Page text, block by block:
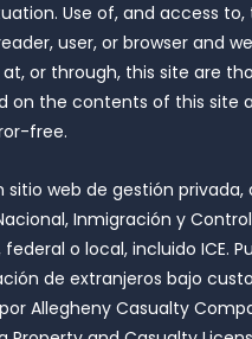
Use of, and access
user, or browser and
or through, this site are
the contents of this site
free.
web de gestión
Inmigración y
o local, incluido ICE.
de extranjeros bajo
Allegheny Casualty